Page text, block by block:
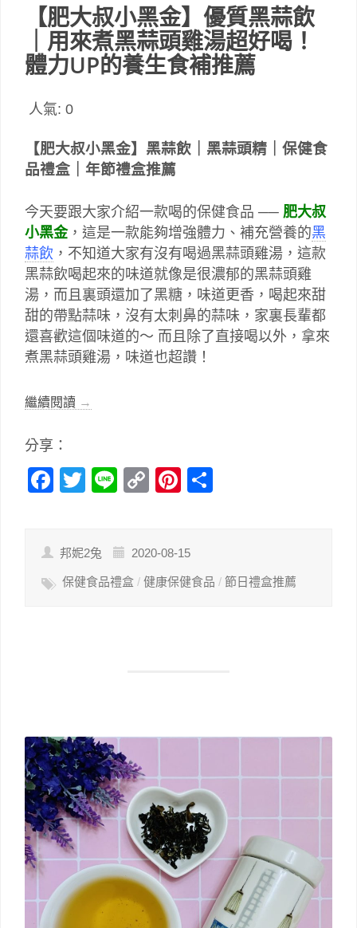
【肥大叔小黑金】優質黑蒜飲
｜用來煮黑蒜頭雞湯超好喝！
體力UP的養生食補推薦
人氣: 0
【肥大叔小黑金】黑蒜飲｜黑蒜頭精｜保健食
品禮盒｜年節禮盒推薦
今天要跟大家介紹一款喝的保健食品 ── 肥大叔
小黑金，這是一款能夠增強體力、補充營養的黑
蒜飲 ，不知道大家有沒有喝過黑蒜頭雞湯，這款
黑蒜飲喝起來的味道就像是很濃郁的黑蒜頭雞
湯，而且裏頭還加了黑糖，味道更香，喝起來甜
甜的帶點蒜味，沒有太刺鼻的蒜味，家裏長輩都
還喜歡這個味道的～ 而且除了直接喝以外，拿來
煮黑蒜頭雞湯，味道也超讚！
繼續閱讀 →
分享：
Facebook
Twitter
LineCopyPinterest
邦妮2兔 2020-08-15
保健食品禮盒 / 健康保健食品 / 節日禮盒推薦